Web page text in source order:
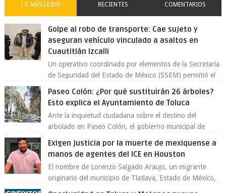
LO MÁS LEÍDO RECIENTES COMENTARIOS
Golpe al robo de transporte: Cae sujeto y
aseguran vehículo vinculado a asaltos en
Cuautitlán Izcalli
Un operativo coordinado por elementos de la Secretaría
de Seguridad del Estado de México (SSEM) permitió el
Paseo Colón: ¿Por qué sustituirán 26 árboles?
Esto explica el Ayuntamiento de Toluca
Ante la inquietud ciudadana sobre el destino del
arbolado en Paseo Colón, el gobierno municipal de
Exigen justicia por la muerte de mexiquense a
manos de agentes del ICE en Houston
El nombre de Lorenzo Salgado Araujo, un migrante
originario del municipio de Tlatlaya, Estado de México,